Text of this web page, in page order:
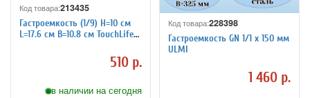
Код товара:213435
Гастроемкость (1/9) H=10 см
L=17.6 см B=10.8 см TouchLife
510 р.
в наличии на сегодня
Код товара:228398
Гастроемкость GN 1/1 х 150 мм
ULMI
1 460 р.